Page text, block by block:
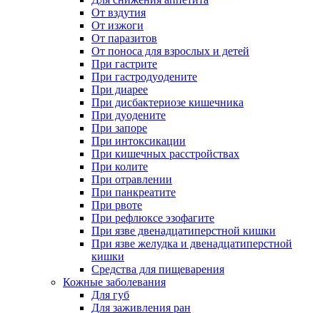
От вздутия
От изжоги
От паразитов
От поноса для взрослых и детей
При гастрите
При гастродуодените
При диарее
При дисбактериозе кишечника
При дуодените
При запоре
При интоксикации
При кишечных расстройствах
При колите
При отравлении
При панкреатите
При рвоте
При рефлюксе эзофагите
При язве двенадцатиперстной кишки
При язве желудка и двенадцатиперстной
кишки
Средства для пищеварения
Кожные заболевания
Для губ
Для заживления ран